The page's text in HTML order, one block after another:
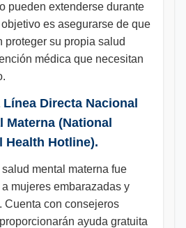
pueden extenderse durante
es asegurarse de que
proteger su propia salud
médica que necesitan
Directa Nacional
Materna (National
Health Hotline).
mental materna fue
mujeres embarazadas y
Cuenta con consejeros
ayuda gratuita